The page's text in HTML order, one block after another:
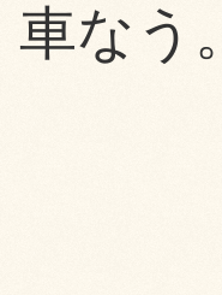
車なう。